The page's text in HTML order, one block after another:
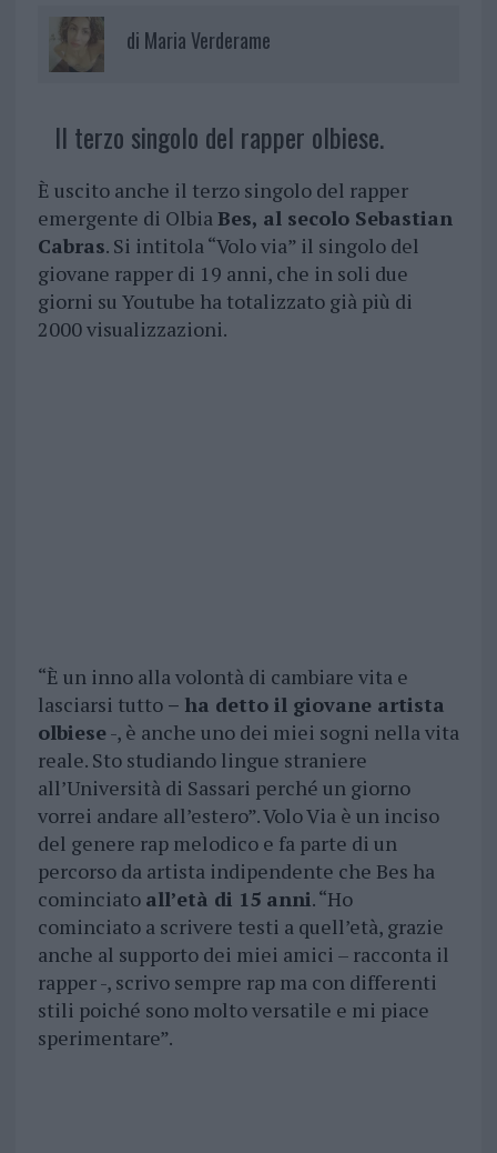
di Maria Verderame
Il terzo singolo del rapper olbiese.
È uscito anche il terzo singolo del rapper
emergente di OlbiaBes, al secolo Sebastian
Cabras. Si intitola “Volo via” il singolo del
giovane rapper di 19 anni, che in soli due
giorni su Youtube ha totalizzato già più di
2000 visualizzazioni.
“È un inno alla volontà di cambiare vita e
lasciarsi tutto– ha detto il giovane artista
olbiese-, è anche uno dei miei sogni nella vita
reale. Sto studiando lingue straniere
all’Università di Sassari perché un giorno
vorrei andare all’estero”. Volo Via è un inciso
del genere rap melodico e fa parte di un
percorso da artista indipendente che Bes ha
cominciato all’età di 15 anni. “Ho
cominciato a scrivere testi a quell’età, grazie
anche al supporto dei miei amici – racconta il
rapper -, scrivo sempre rap ma con differenti
stili poiché sono molto versatile e mi piace
sperimentare”.